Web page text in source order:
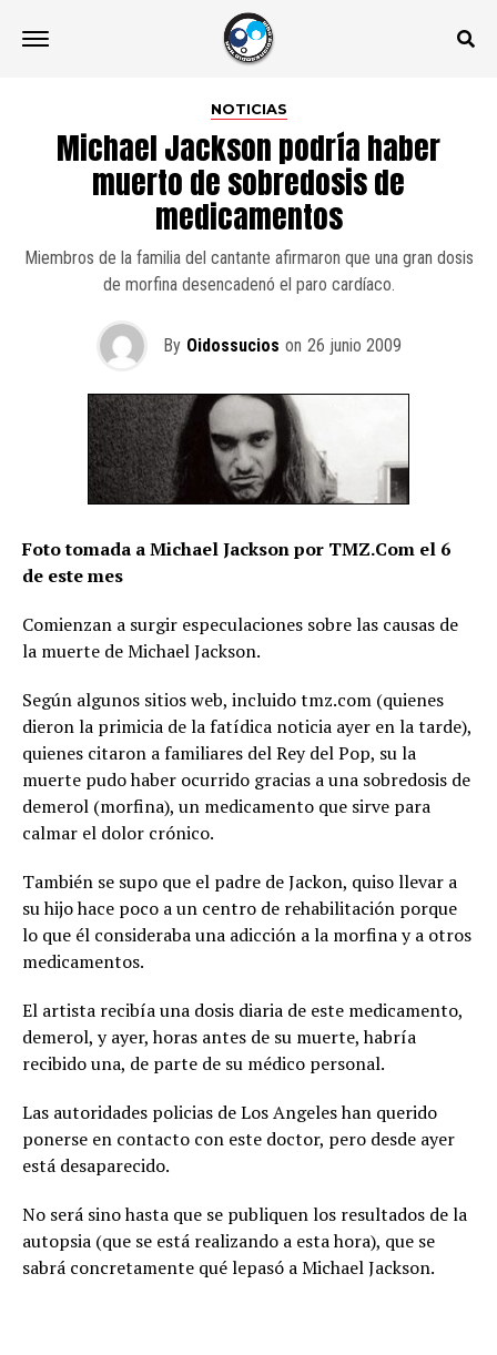
NOTICIAS
Michael Jackson podría haber
muerto de sobredosis de
medicamentos
Miembros de la familia del cantante afirmaron que una gran dosis
de morfina desencadenó el paro cardíaco.
By Oidossucios on 26 junio 2009
Foto tomada a Michael Jackson por TMZ.Com el 6
de este mes
Comienzan a surgir especulaciones sobre las causas de
la muerte de Michael Jackson.
Según algunos sitios web, incluido tmz.com (quienes
dieron la primicia de la fatídica noticia ayer en la tarde),
quienes citaron a familiares del Rey del Pop, su la
muerte pudo haber ocurrido gracias a una sobredosis de
demerol (morfina), un medicamento que sirve para
calmar el dolor crónico.
También se supo que el padre de Jackon, quiso llevar a
su hijo hace poco a un centro de rehabilitación porque
lo que él consideraba una adicción a la morfina y a otros
medicamentos.
El artista recibía una dosis diaria de este medicamento,
demerol, y ayer, horas antes de su muerte, habría
recibido una, de parte de su médico personal.
Las autoridades policias de Los Angeles han querido
ponerse en contacto con este doctor, pero desde ayer
está desaparecido.
No será sino hasta que se publiquen los resultados de la
autopsia (que se está realizando a esta hora), que se
sabrá concretamente qué lepasó a Michael Jackson.